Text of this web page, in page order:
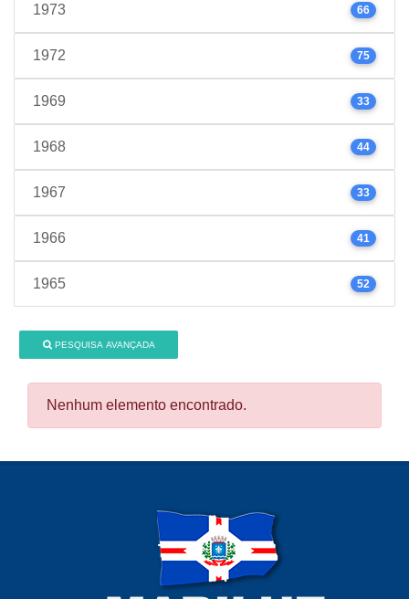
1973 66
1972 75
1969 33
1968 44
1967 33
1966 41
1965 52
PESQUISA AVANÇADA
Nenhum elemento encontrado.